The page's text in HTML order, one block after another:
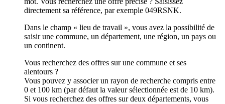
directement sa référence, par exemple 049RSNK.
Dans le champ « lieu de travail », vous avez la possibilité de
saisir une commune, un département, une région, un pays ou
un continent.
Vous recherchez des offres sur une commune et ses
alentours ?
Vous pouvez y associer un rayon de recherche compris entre
0 et 100 km (par défaut la valeur sélectionnée est de 10 km).
Si vous recherchez des offres sur deux départements, vous